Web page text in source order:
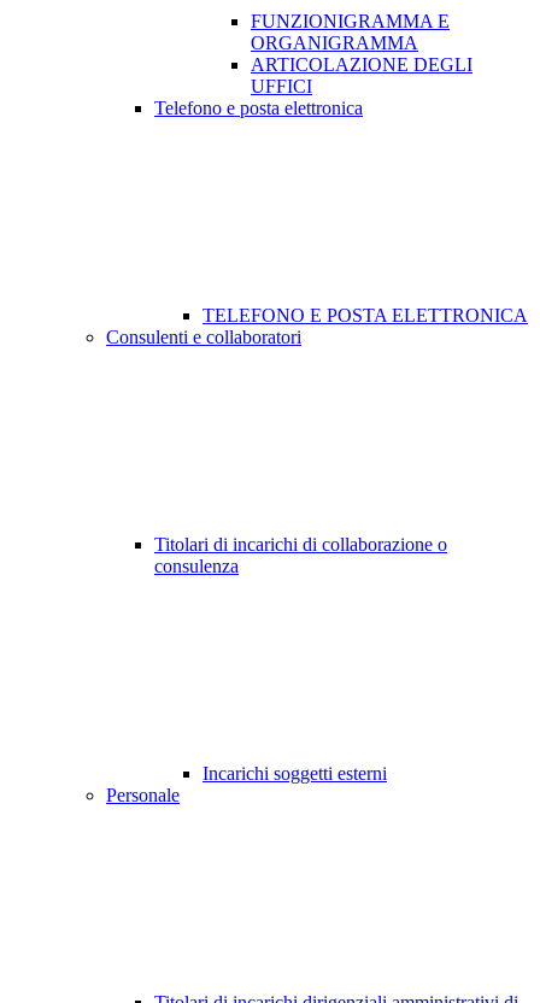
FUNZIONIGRAMMA E
ORGANIGRAMMA
ARTICOLAZIONE DEGLI
UFFICI
Telefono e posta elettronica
TELEFONO E POSTA ELETTRONICA
Consulenti e collaboratori
Titolari di incarichi di collaborazione o
consulenza
Incarichi soggetti esterni
Personale